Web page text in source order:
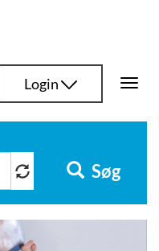
Login
Søg